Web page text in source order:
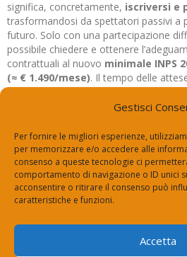
Gestisci
Per fornire le migliori esperienze,
per memorizzare e/o accedere alle
consenso a queste tecnologie ci
comportamento di navigazione o ID unici
acconsentire o ritirare il consenso può
caratteristiche e funzioni.
Accetta
significa, concretamente, iscriversi e
trasformandosi da spettatori passivi a
futuro. Solo con una partecipazione
possibile chiedere e ottenere
contrattuali al nuovo minimale INPS
(≈ € 1.490/mese). Il tempo delle
momento dell’azione, perché la dignità
sociale non possono più essere
Via Roma 14, 24050 Zanica (Bg)
segreteria@espertorisponde.top
+39 334 700 2004
Vuoi diventare un